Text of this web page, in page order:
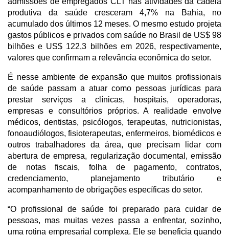
produtiva da saúde cresceram 4,7% na Bahia, no
acumulado dos últimos 12 meses. O mesmo estudo projeta
gastos públicos e privados com saúde no Brasil de US$ 98
bilhões e US$ 122,3 bilhões em 2026, respectivamente,
valores que confirmam a relevância econômica do setor.
É nesse ambiente de expansão que muitos profissionais
de saúde passam a atuar como pessoas jurídicas para
prestar serviços a clínicas, hospitais, operadoras,
empresas e consultórios próprios. A realidade envolve
médicos, dentistas, psicólogos, terapeutas, nutricionistas,
fonoaudiólogos, fisioterapeutas, enfermeiros, biomédicos e
outros trabalhadores da área, que precisam lidar com
abertura de empresa, regularização documental, emissão
de notas fiscais, folha de pagamento, contratos,
credenciamento, planejamento tributário e
acompanhamento de obrigações específicas do setor.
“O profissional de saúde foi preparado para cuidar de
pessoas, mas muitas vezes passa a enfrentar, sozinho,
uma rotina empresarial complexa. Ele se beneficia quando